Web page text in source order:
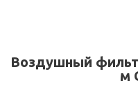
Воздушный
м